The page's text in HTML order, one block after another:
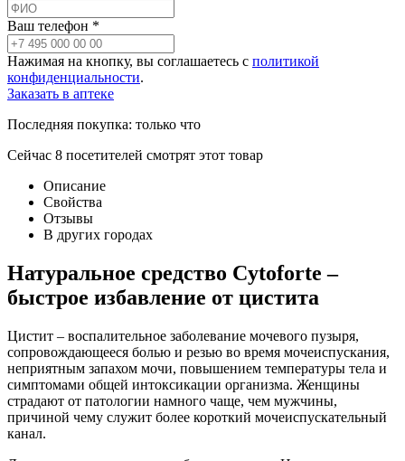
Ваш телефон *
Нажимая на кнопку, вы соглашаетесь с политикой
конфиденциальности.
Заказать в аптеке
Последняя покупка: только что
Сейчас 8 посетителей смотрят этот товар
Описание
Свойства
Отзывы
В других городах
Натуральное средство Сytoforte –
быстрое избавление от цистита
Цистит – воспалительное заболевание мочевого пузыря,
сопровождающееся болью и резью во время мочеиспускания,
неприятным запахом мочи, повышением температуры тела и
симптомами общей интоксикации организма. Женщины
страдают от патологии намного чаще, чем мужчины,
причиной чему служит более короткий мочеиспускательный
канал.